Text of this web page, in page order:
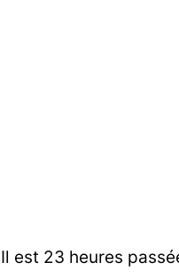
Il est 23 heures